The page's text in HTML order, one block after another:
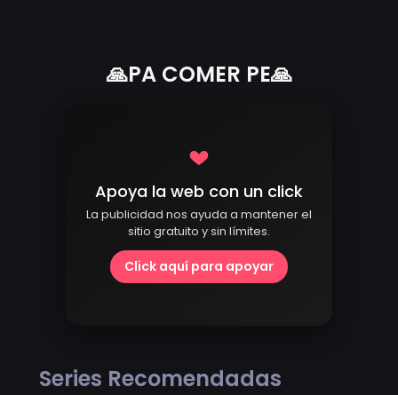
🙏PA COMER PE🙏
Apoya la web con un click
La publicidad nos ayuda a mantener el
sitio gratuito y sin límites.
Click aquí para apoyar
Series Recomendadas